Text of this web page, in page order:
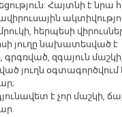
Հայտնի է
հերպեսի
յուղը նախատեսված է
, գրգռված, զգայուն մաշկի,
յուղն օգտագործվում
;
է չոր մաշկի,
.